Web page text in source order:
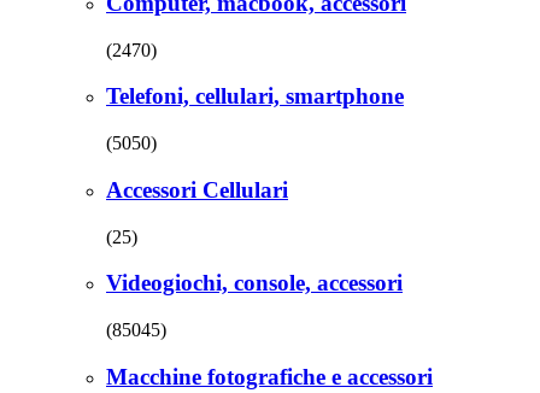
(2470)
Telefoni, cellulari, smartphone
(5050)
Accessori Cellulari
(25)
Videogiochi, console, accessori
(85045)
Macchine fotografiche e accessori